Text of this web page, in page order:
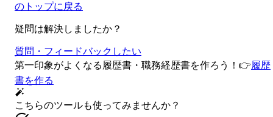
のトップに戻る
疑問は解決しましたか？
質問・フィードバックしたい
第一印象がよくなる履歴書・職務経歴書を作ろう！ 👉履歴
書を作る
こちらのツールも使ってみませんか？